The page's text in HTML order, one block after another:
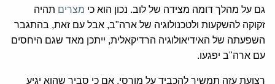
גם על מהלך דומה מצידה של לוב. נכון הוא כי מצרים תהיה
זקוקה להשקעות ולטכנולוגיה של ארה"ב, אבל עם זאת, בהתגבר
השפעתה של האידיאולוגיה הרדיקאלית, ייתכן מאד שגם היחסים
עם ארה"ב יפגעו.
רצועת עזה תמשיך להכביד על מורסי, אם כי סביר שהוא יגיע